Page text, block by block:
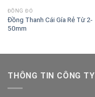
ĐỒNG ĐỎ
Đồng Thanh Cái Gía Rẻ Từ 2-
50mm
THÔNG TIN CÔNG TY